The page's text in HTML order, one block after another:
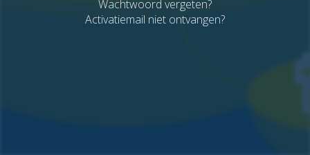
Wachtwoord vergeten?
Activatiemail niet ontvangen?